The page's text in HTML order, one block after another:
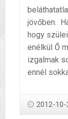
jövőben.
hogy
enélkül Ő
izgalmak
ennél
2012-10-